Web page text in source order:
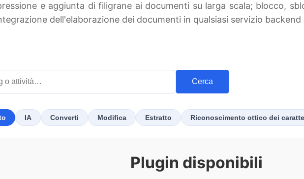
e aggiunta di filigrane ai documenti su larga scala; blocco,
dell'elaborazione dei documenti in qualsiasi servizio
Cerca
IA Converti Modifica Estratto Riconoscimento ottico dei
Plugin disponibili